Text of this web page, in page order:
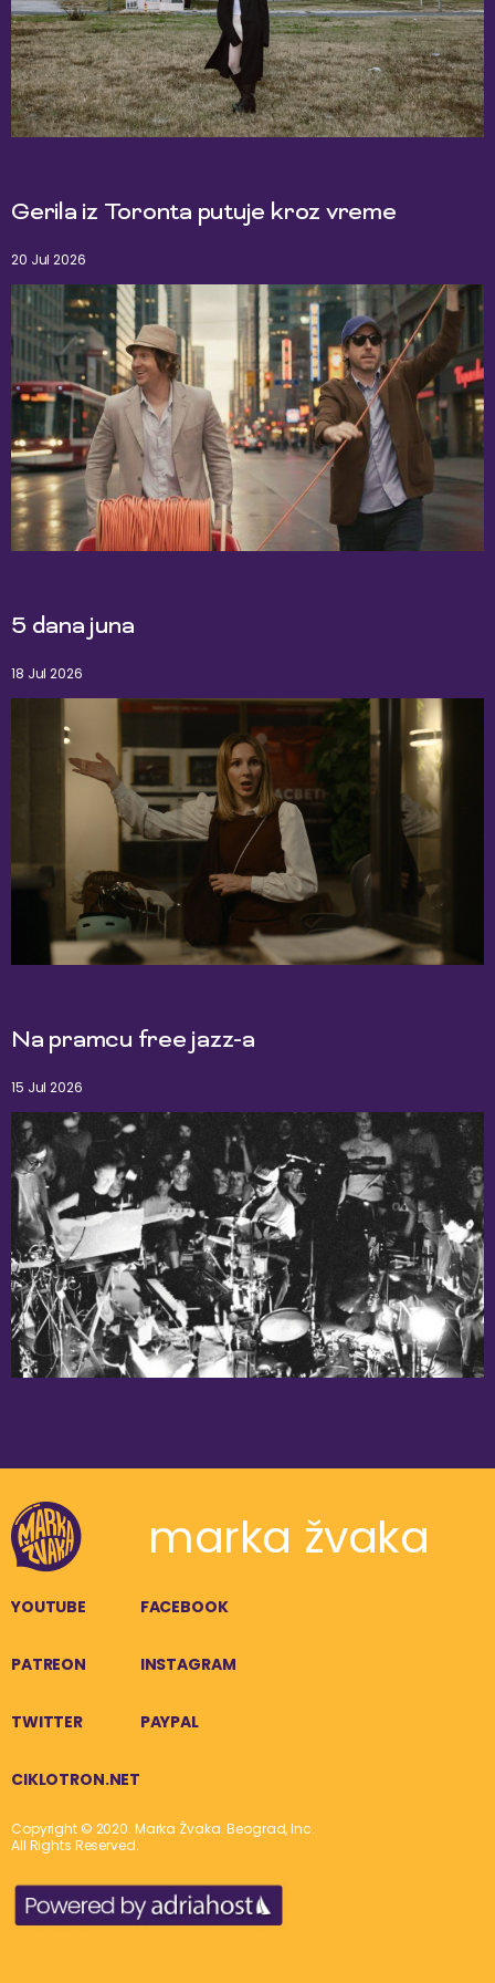
Gerila iz Toronta putuje kroz vreme
20 Jul 2026
5 dana juna
18 Jul 2026
Na pramcu free jazz-a
15 Jul 2026
marka žvaka
YOUTUBE FACEBOOK
PATREON INSTAGRAM
TWITTER PAYPAL
CIKLOTRON.NET
Copyright © 2020. Marka Žvaka. Beograd, Inc.
All Rights Reserved.